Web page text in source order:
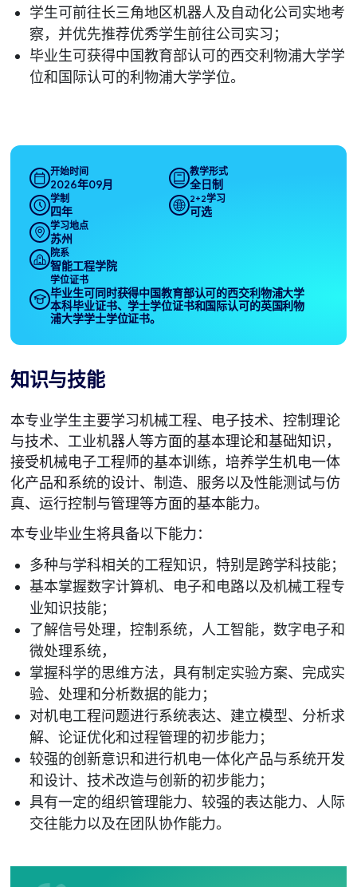
学生可前往长三角地区机器人及自动化公司实地考
察，并优先推荐优秀学生前往公司实习；
毕业生可获得中国教育部认可的西交利物浦大学学
位和国际认可的利物浦大学学位。
开始时间
2026年09月
教学形式
全日制
学制
四年
2+2学习
可选
学习地点
苏州
院系
智能工程学院
学位证书
毕业生可同时获得中国教育部认可的西交利物浦大学
本科毕业证书、学士学位证书和国际认可的英国利物
浦大学学士学位证书。
知识与技能
本专业学生主要学习机械工程、电子技术、控制理论
与技术、工业机器人等方面的基本理论和基础知识，
接受机械电子工程师的基本训练，培养学生机电一体
化产品和系统的设计、制造、服务以及性能测试与仿
真、运行控制与管理等方面的基本能力。
本专业毕业生将具备以下能力：
多种与学科相关的工程知识，特别是跨学科技能；
基本掌握数字计算机、电子和电路以及机械工程专
业知识技能；
了解信号处理，控制系统，人工智能，数字电子和
微处理系统，
掌握科学的思维方法，具有制定实验方案、完成实
验、处理和分析数据的能力；
对机电工程问题进行系统表达、建立模型、分析求
解、论证优化和过程管理的初步能力；
较强的创新意识和进行机电一体化产品与系统开发
和设计、技术改造与创新的初步能力；
具有一定的组织管理能力、较强的表达能力、人际
交往能力以及在团队协作能力。